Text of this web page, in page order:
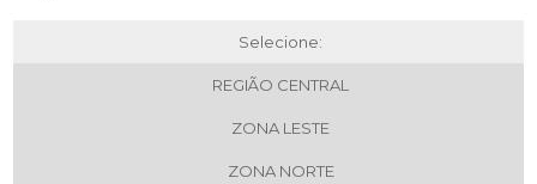
Selecione:
REGIÃO CENTRAL
ZONA LESTE
ZONA NORTE